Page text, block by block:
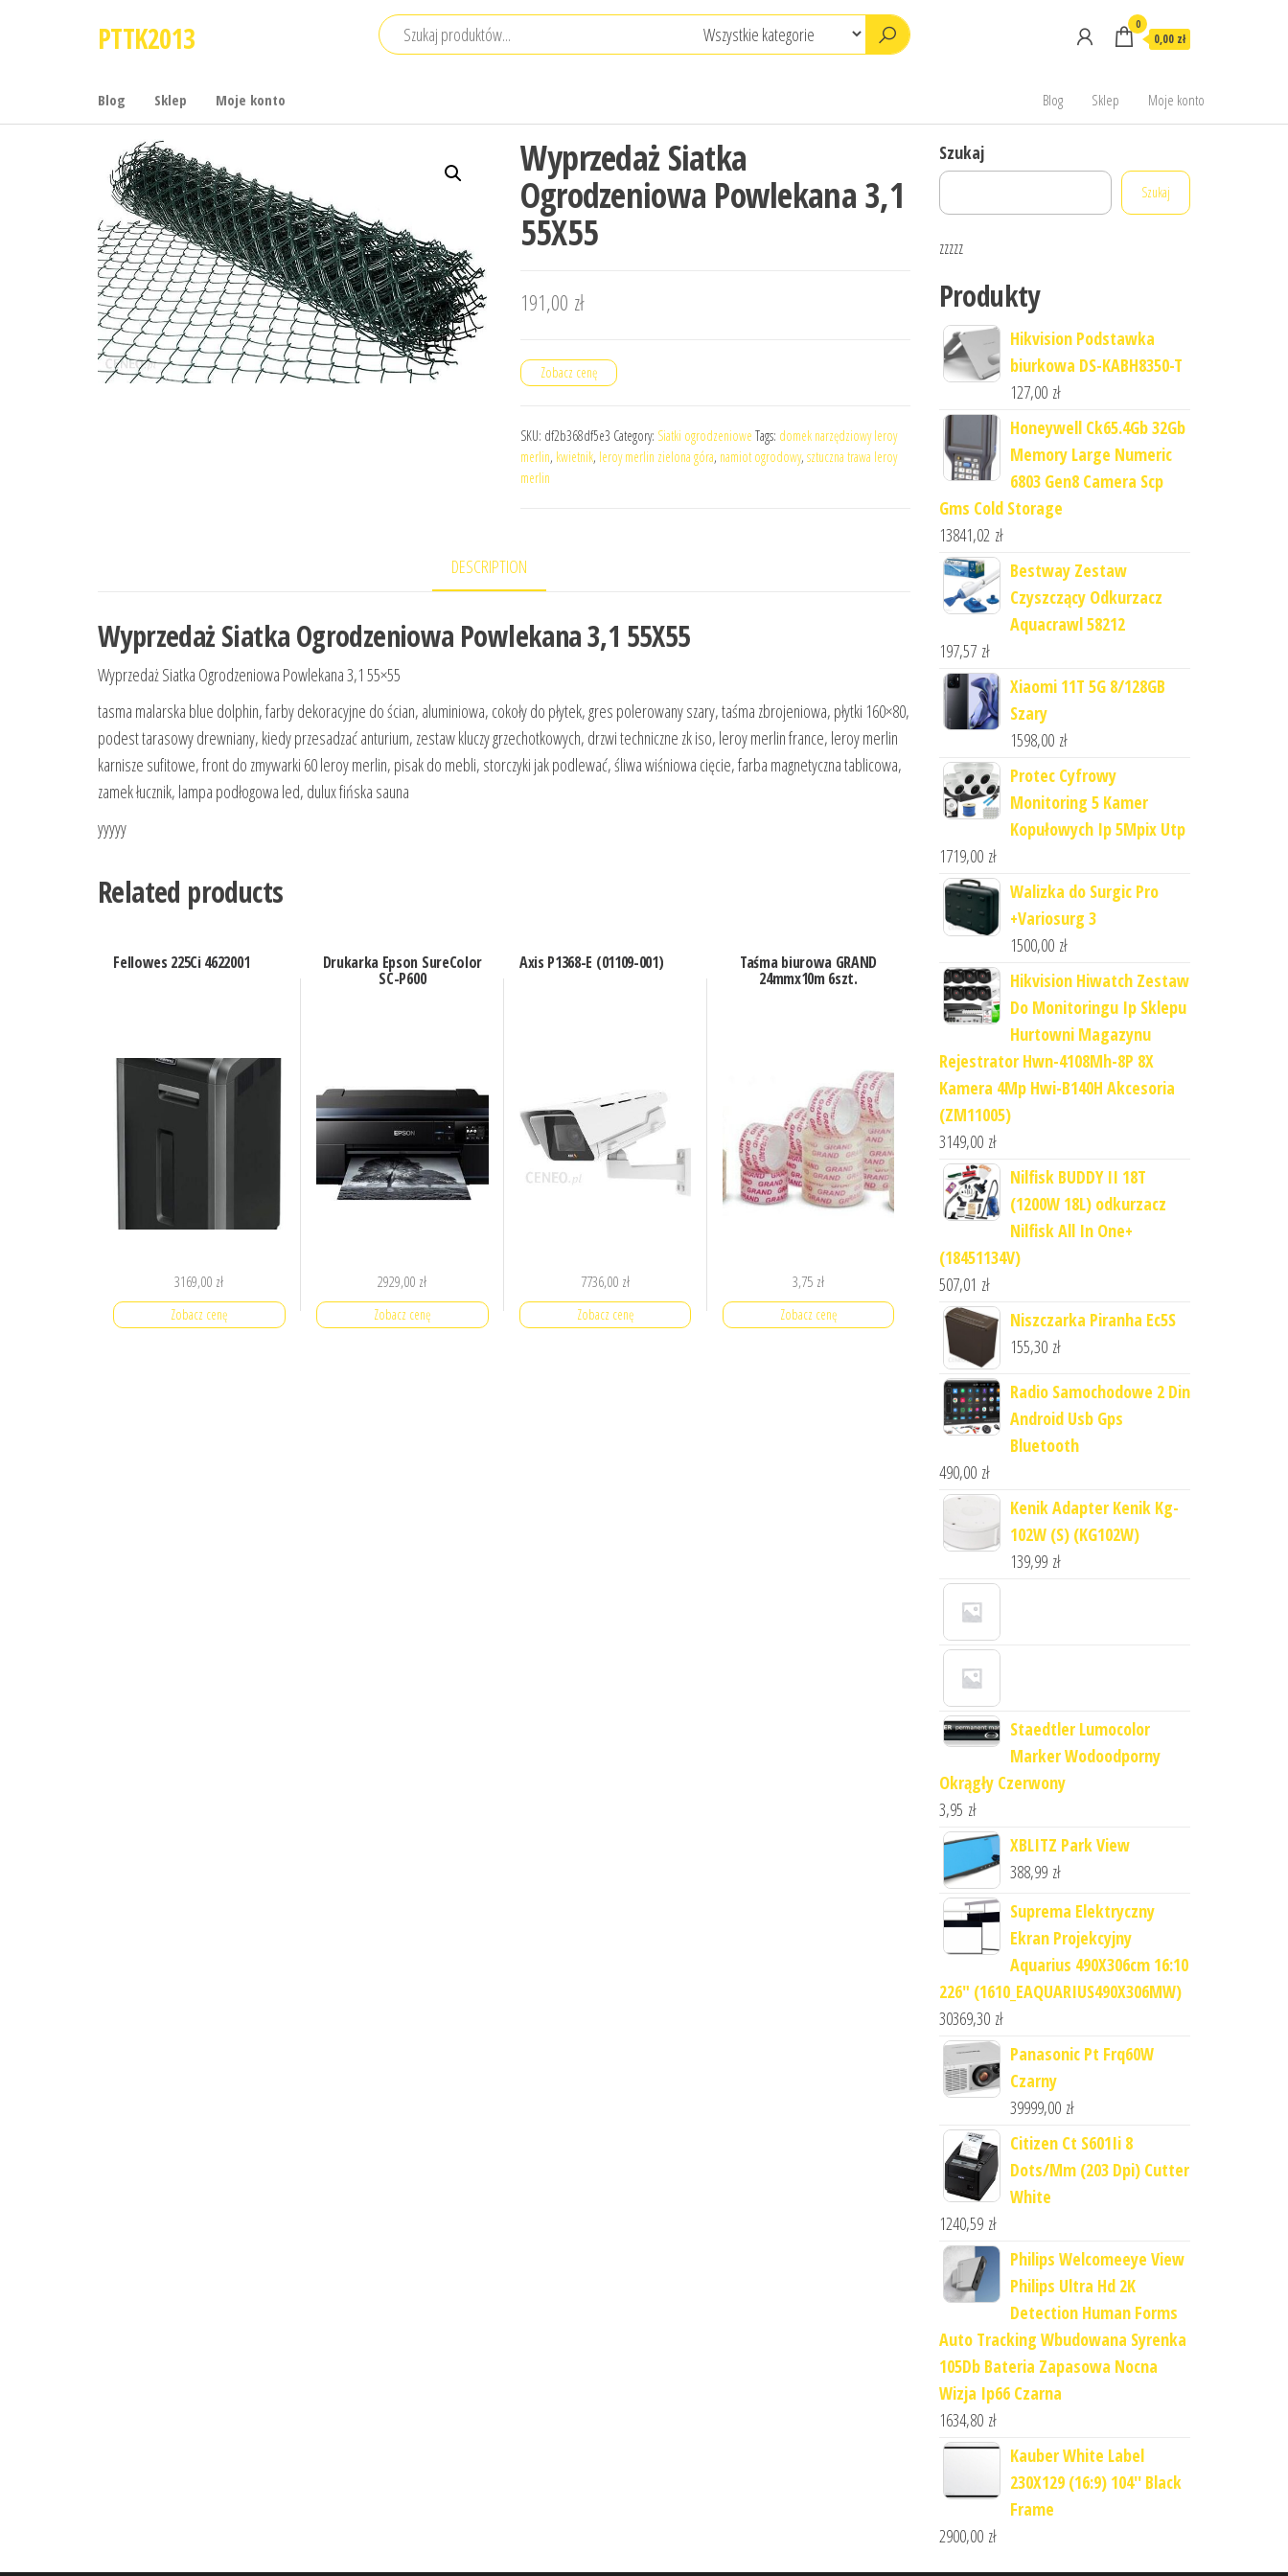
PTTK2013 0
0,00 zł
Blog Sklep Moje konto Blog Sklep Moje konto
Wyprzedaż Siatka
Ogrodzeniowa Powlekana 3,1
55X55
191,00 zł
Zobacz cenę
SKU: df2b368df5e3 Category: Siatki ogrodzeniowe Tags: domek narzędziowy leroy
merlin, kwietnik, leroy merlin zielona góra, namiot ogrodowy, sztuczna trawa leroy
merlin
DESCRIPTION
Wyprzedaż Siatka Ogrodzeniowa Powlekana 3,1 55X55
Wyprzedaż Siatka Ogrodzeniowa Powlekana 3,1 55×55
tasma malarska blue dolphin, farby dekoracyjne do ścian, aluminiowa, cokoły do płytek, gres polerowany szary, taśma zbrojeniowa, płytki 160×80,
podest tarasowy drewniany, kiedy przesadzać anturium, zestaw kluczy grzechotkowych, drzwi techniczne zk iso, leroy merlin france, leroy merlin
karnisze sufitowe, front do zmywarki 60 leroy merlin, pisak do mebli, storczyki jak podlewać, śliwa wiśniowa cięcie, farba magnetyczna tablicowa,
zamek łucznik, lampa podłogowa led, dulux fińska sauna
yyyyy
Related products
Fellowes 225Ci 4622001
3169,00 zł
Zobacz cenę
Drukarka Epson SureColor
SC-P600
2929,00 zł
Zobacz cenę
Axis P1368-E (01109-001)
7736,00 zł
Zobacz cenę
Taśma biurowa GRAND
24mmx10m 6szt.
3,75 zł
Zobacz cenę
Szukaj
Szukaj
zzzzz
Produkty
Hikvision Podstawka
biurkowa DS-KABH8350-T
127,00 zł
Honeywell Ck65.4Gb 32Gb
Memory Large Numeric
6803 Gen8 Camera Scp
Gms Cold Storage
13841,02 zł
Bestway Zestaw
Czyszczący Odkurzacz
Aquacrawl 58212
197,57 zł
Xiaomi 11T 5G 8/128GB
Szary
1598,00 zł
Protec Cyfrowy
Monitoring 5 Kamer
Kopułowych Ip 5Mpix Utp
1719,00 zł
Walizka do Surgic Pro
+Variosurg 3
1500,00 zł
Hikvision Hiwatch Zestaw
Do Monitoringu Ip Sklepu
Hurtowni Magazynu
Rejestrator Hwn-4108Mh-8P 8X
Kamera 4Mp Hwi-B140H Akcesoria
(ZM11005)
3149,00 zł
Nilfisk BUDDY II 18T
(1200W 18L) odkurzacz
Nilfisk All In One+
(18451134V)
507,01 zł
Niszczarka Piranha Ec5S
155,30 zł
Radio Samochodowe 2 Din
Android Usb Gps
Bluetooth
490,00 zł
Kenik Adapter Kenik Kg-
102W (S) (KG102W)
139,99 zł
Staedtler Lumocolor
Marker Wodoodporny
Okrągły Czerwony
3,95 zł
XBLITZ Park View
388,99 zł
Suprema Elektryczny
Ekran Projekcyjny
Aquarius 490X306cm 16:10
226" (1610_EAQUARIUS490X306MW)
30369,30 zł
Panasonic Pt Frq60W
Czarny
39999,00 zł
Citizen Ct S601Ii 8
Dots/Mm (203 Dpi) Cutter
White
1240,59 zł
Philips Welcomeeye View
Philips Ultra Hd 2K
Detection Human Forms
Auto Tracking Wbudowana Syrenka
105Db Bateria Zapasowa Nocna
Wizja Ip66 Czarna
1634,80 zł
Kauber White Label
230X129 (16:9) 104'' Black
Frame
2900,00 zł